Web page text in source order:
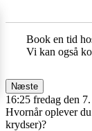
Book en tid
Vi kan også
Næste
16:25 fredag den
Hvornår oplever
krydser)?